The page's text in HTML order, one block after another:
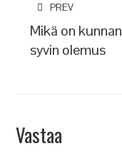
PREV
Mikä on kunnan
syvin olemus
Vastaa